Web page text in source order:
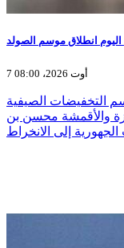
انطلاق موسم الصولد
7 أوت 2026، 08:00
الجمعة 7 أوت موسم التخفيضات الصيفية
والأقمشة محسن بن